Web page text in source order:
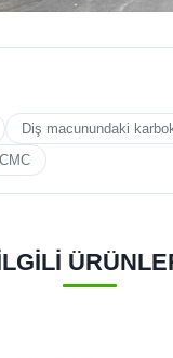
Diş macunundaki